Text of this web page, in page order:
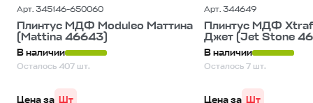
Арт. 345146-650060
Плинтус МДФ Moduleo Маттина
(Mattina 46643)
В наличии
Осталось 407 шт.
Цена за Шт
Арт. 344649
Плинтус МДФ
Джет (Jet Stone
В наличии
Осталось 7 шт.
Цена за Шт